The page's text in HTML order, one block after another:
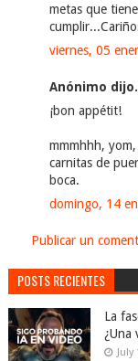
metas que
viernes, 05
Anónimo
¡bon appétit!
mmmhhh,
carnitas de
boca.
domingo, 14
Publicar un
POSTS RECIENTES
La
¿Una
July